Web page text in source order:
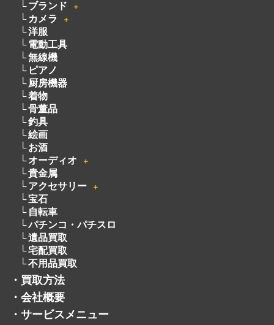
ブランド ＋
カメラ ＋
洋服
電動工具
無線機
ピアノ
厨房機器
着物
骨董品
釣具
絵画
お酒
オーディオ
＋
貴金属
アクセサリー
＋
宝石
自転車
パチンコ・パチスロ
遺品買取
宅配買取
不用品買取
・ 買取方法
・ 会社概要
・ サービスメニュー